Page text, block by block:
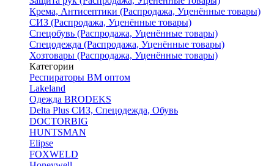
Крема, Антисептики (Распродажа, Уценённые товары)
СИЗ (Распродажа, Уценённые товары)
Спецобувь (Распродажа, Уценённые товары)
Спецодежда (Распродажа, Уценённые товары)
Хозтовары (Распродажа, Уценённые товары)
Категории
Респираторы ВМ оптом
Lakeland
Одежда BRODEKS
Delta Plus СИЗ, Спецодежда, Обувь
DOCTORBIG
HUNTSMAN
Elipse
FOXWELD